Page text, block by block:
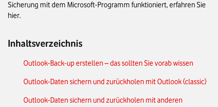
Sicherung mit dem Microsoft-Programm funktioniert, erfahren Sie
hier.
Inhaltsverzeichnis
Outlook-Back-up erstellen – das sollten Sie vorab wissen
Outlook-Daten sichern und zurückholen mit Outlook (classic)
Outlook-Daten sichern und zurückholen mit anderen